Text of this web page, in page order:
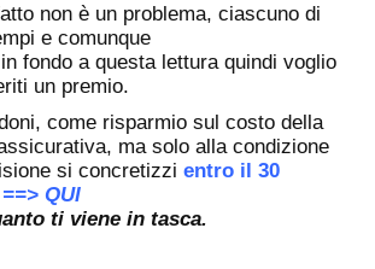
non è un problema, ciascuno di
e comunque
fondo a questa lettura quindi voglio
un premio.
come risparmio sul costo della
ma solo alla condizione
si concretizzi entro il 30
QUI
ti viene in tasca.